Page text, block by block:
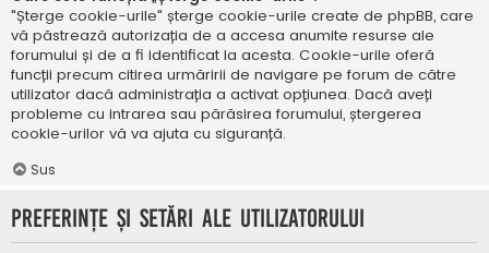
"Șterge cookie-urile" șterge cookie-urile create de phpBB, care
vă păstrează autorizația de a accesa anumite resurse ale
forumului și de a fi identificat la acesta. Cookie-urile oferă
funcții precum citirea urmăririi de navigare pe forum de către
utilizator dacă administrația a activat opțiunea. Dacă aveți
probleme cu intrarea sau părăsirea forumului, ștergerea
cookie-urilor vă va ajuta cu siguranță.
Sus
Preferințe și setări ale utilizatorului